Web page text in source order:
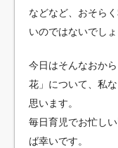
などなど、おそら
いのではないでしょ
今日はそんなおか
花」について、私
思います。
毎日育児でお忙し
ば幸いです。